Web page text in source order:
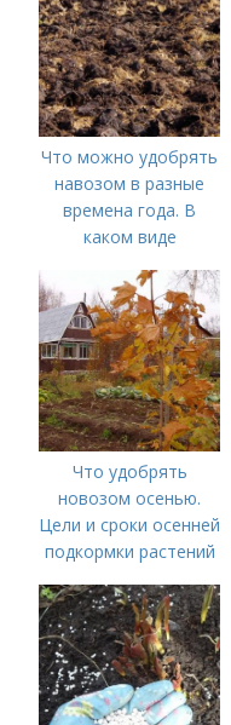
Что можно удобрять
навозом в разные
времена года. В
каком виде
Что удобрять
новозом осенью.
Цели и сроки осенней
подкормки растений